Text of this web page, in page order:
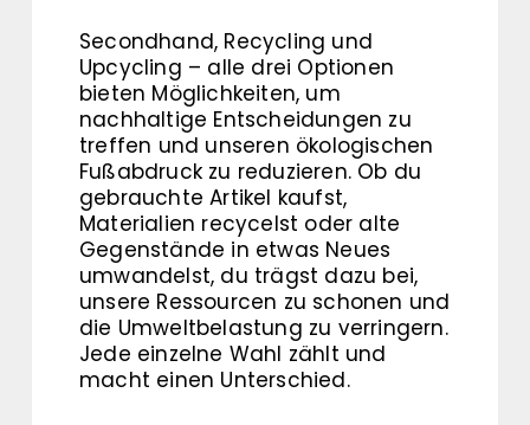
Secondhand, Recycling und
Upcycling – alle drei Optionen
bieten Möglichkeiten, um
nachhaltige Entscheidungen zu
treffen und unseren ökologischen
Fußabdruck zu reduzieren. Ob du
gebrauchte Artikel kaufst,
Materialien recycelst oder alte
Gegenstände in etwas Neues
umwandelst, du trägst dazu bei,
unsere Ressourcen zu schonen und
die Umweltbelastung zu verringern.
Jede einzelne Wahl zählt und
macht einen Unterschied.